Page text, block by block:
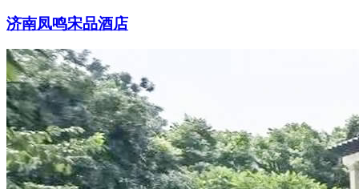
济南凤鸣宋品酒店